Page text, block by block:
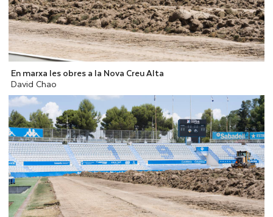
En marxa les obres a la Nova Creu Alta
David Chao